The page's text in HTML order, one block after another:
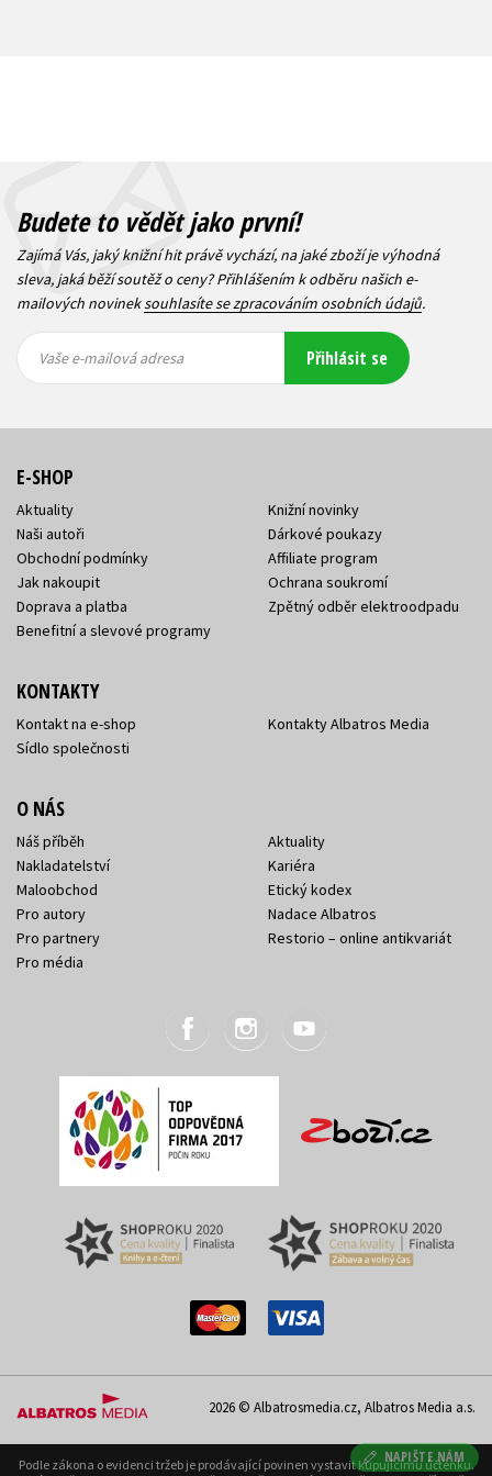
NAPIŠTE NÁM
Budete to vědět jako první!
Zajímá Vás, jaký knižní hit právě vychází, na jaké zboží je výhodná
sleva, jaká běží soutěž o ceny? Přihlášením k odběru našich e-
mailových novineksouhlasíte se zpracováním osobních údajů.
mailová
mailová
Vaše e-mailová adresa Přihlásit se
E-SHOP
Aktuality
Naši autoři
Obchodní podmínky
Jak nakoupit
Doprava a platba
Benefitní a slevové programy
Knižní novinky
Dárkové poukazy
Affiliate program
Ochrana soukromí
Zpětný odběr elektroodpadu
KONTAKTY
Kontakt na e-shop
Sídlo společnosti
Kontakty Albatros Media
O NÁS
Náš příběh
Nakladatelství
Maloobchod
Pro autory
Pro partnery
Pro média
Aktuality
Kariéra
Etický kodex
Nadace Albatros
Restorio – online antikvariát
2026 © Albatrosmedia.cz, Albatros Media a.s.
Podle zákona o evidenci tržeb je prodávající povinen vystavit kupujícímu účtenku.